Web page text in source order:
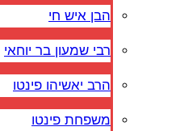
הבן איש חי
רבי שמעון בר יוחאי
הרב יאשיהו פינטו
משפחת פינטו